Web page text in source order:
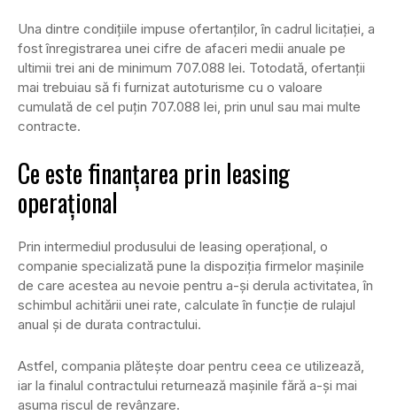
Una dintre condițiile impuse ofertanților, în cadrul licitației, a
fost înregistrarea unei cifre de afaceri medii anuale pe
ultimii trei ani de minimum 707.088 lei. Totodată, ofertanții
mai trebuiau să fi furnizat autoturisme cu o valoare
cumulată de cel puțin 707.088 lei, prin unul sau mai multe
contracte.
Ce este finanțarea prin leasing
operațional
Prin intermediul produsului de leasing operațional, o
companie specializată pune la dispoziția firmelor mașinile
de care acestea au nevoie pentru a-și derula activitatea, în
schimbul achitării unei rate, calculate în funcție de rulajul
anual și de durata contractului.
Astfel, compania plătește doar pentru ceea ce utilizează,
iar la finalul contractului returnează mașinile fără a-și mai
asuma riscul de revânzare.